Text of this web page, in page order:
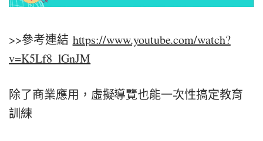
>>參考連結 https://www.youtube.com/watch?
v=K5Lf8_lGnJM
除了商業應用，虛擬導覽也能一次性搞定教育
訓練